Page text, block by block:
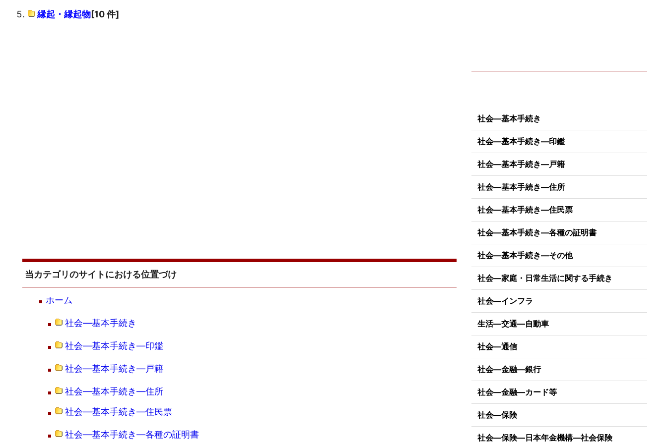
縁起・縁起物[10 件]
当カテゴリのサイトにおける位置づけ
ホーム
社会―基本手続き
社会―基本手続き―印鑑
社会―基本手続き―戸籍
社会―基本手続き―住所
社会―基本手続き―住民票
社会―基本手続き―各種の証明書
社会―基本手続き
社会―基本手続き―印鑑
社会―基本手続き―戸籍
社会―基本手続き―住所
社会―基本手続き―住民票
社会―基本手続き―各種の証明書
社会―基本手続き―その他
社会―家庭・日常生活に関する手続き
社会―インフラ
生活―交通―自動車
社会―通信
社会―金融―銀行
社会―金融―カード等
社会―保険
社会―保険―日本年金機構―社会保険